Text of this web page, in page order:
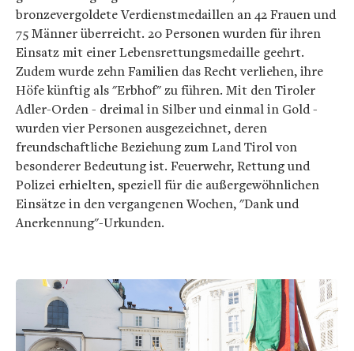
bronzevergoldete Verdienstmedaillen an 42 Frauen und
75 Männer überreicht. 20 Personen wurden für ihren
Einsatz mit einer Lebensrettungsmedaille geehrt.
Zudem wurde zehn Familien das Recht verliehen, ihre
Höfe künftig als "Erbhof" zu führen. Mit den Tiroler
Adler-Orden - dreimal in Silber und einmal in Gold -
wurden vier Personen ausgezeichnet, deren
freundschaftliche Beziehung zum Land Tirol von
besonderer Bedeutung ist. Feuerwehr, Rettung und
Polizei erhielten, speziell für die außergewöhnlichen
Einsätze in den vergangenen Wochen, "Dank und
Anerkennung"-Urkunden.